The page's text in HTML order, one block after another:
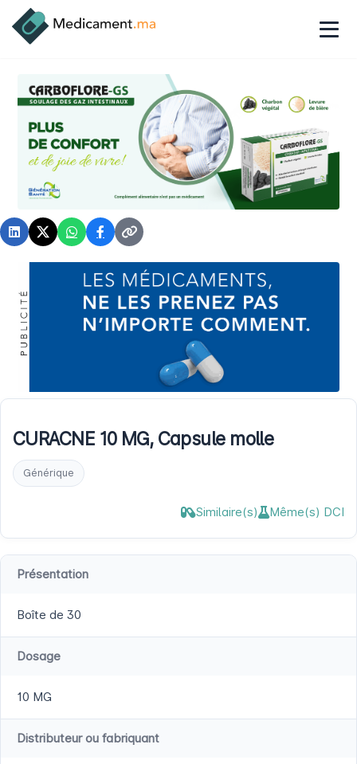
CURACNE 10 MG, Capsule molle
Générique
Similaire(s) Même(s) DCI
Présentation
Boîte de 30
Dosage
10 MG
Distributeur ou fabriquant